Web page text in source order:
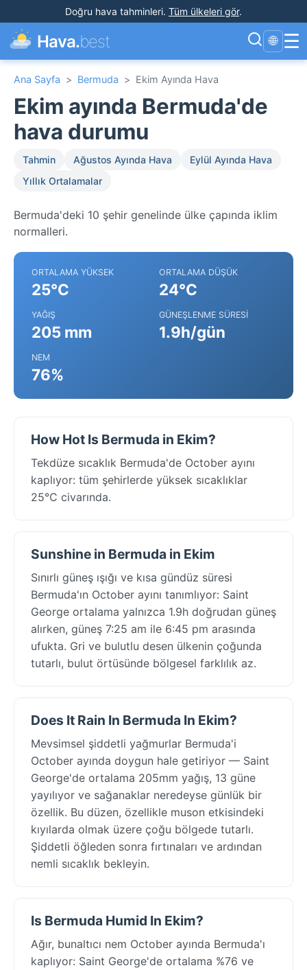
Doğru hava tahminleri. Tüm ülkeleri gör.
Hava.best 🌐 ☰
Ana Sayfa > Bermuda > Ekim Ayında Hava
Ekim ayında Bermuda'de
hava durumu
Tahmin Ağustos Ayında Hava
Eylül Ayında Hava
Yıllık Ortalamalar
Bermuda'deki 10 şehir genelinde ülke çapında iklim
normalleri.
ORTALAMA YÜKSEK
25°C
ORTALAMA DÜŞÜK
24°C
YAĞIŞ
205 mm
GÜNEŞLENME SÜRESI
1.9h/gün
NEM
76%
How Hot Is Bermuda in Ekim?
Tekdüze sıcaklık Bermuda'de October ayını
kaplıyor: tüm şehirlerde yüksek sıcaklıklar
25°C civarında.
Sunshine in Bermuda in Ekim
Sınırlı güneş ışığı ve kısa gündüz süresi
Bermuda'ın October ayını tanımlıyor: Saint
George ortalama yalnızca 1.9h doğrudan güneş
alırken, güneş 7:25 am ile 6:45 pm arasında
ufukta. Gri ve bulutlu desen ülkenin çoğunda
tutarlı, bulut örtüsünde bölgesel farklılık az.
Does It Rain In Bermuda In Ekim?
Mevsimsel şiddetli yağmurlar Bermuda'i
October ayında doygun hale getiriyor — Saint
George'de ortalama 205mm yağış, 13 güne
yayılıyor ve sağanaklar neredeyse günlük bir
özellik. Bu düzen, özellikle muson etkisindeki
kıyılarda olmak üzere çoğu bölgede tutarlı.
Şiddetli öğleden sonra fırtınaları ve ardından
nemli sıcaklık bekleyin.
Is Bermuda Humid In Ekim?
Ağır, bunaltıcı nem October ayında Bermuda'ı
kaplıyor: Saint George'de ortalama %76 ve